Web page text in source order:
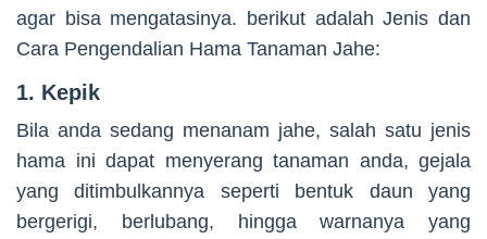
agar bisa mengatasinya. berikut adalah Jenis dan
Cara Pengendalian Hama Tanaman Jahe:
1. Kepik
Bila anda sedang menanam jahe, salah satu jenis
hama ini dapat menyerang tanaman anda, gejala
yang ditimbulkannya seperti bentuk daun yang
bergerigi, berlubang, hingga warnanya yang